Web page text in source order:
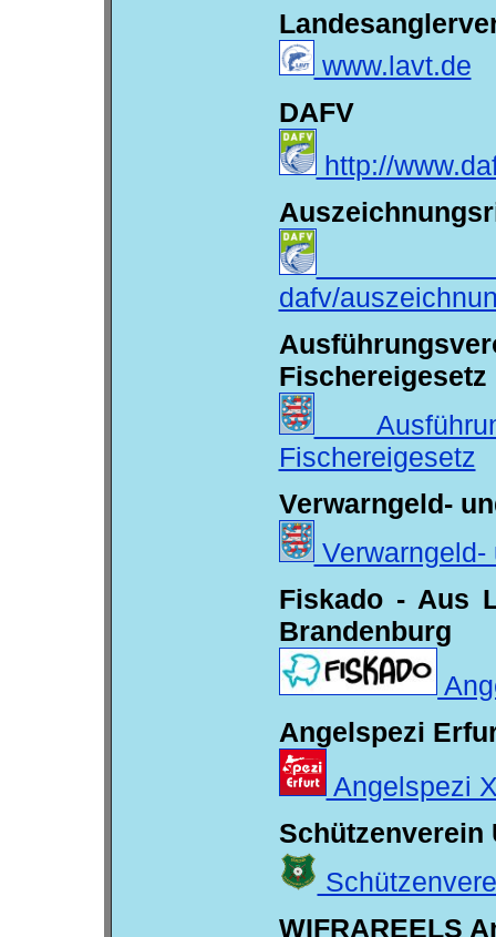
www.lavt.de
DAFV
http://
dafv/
Fischereigesetz
Fischereigesetz
Verwarngeld-
Fiskado - Aus
Brandenburg
Angelspezi
Angelspezi
Schützenverein
WIFRAREELS